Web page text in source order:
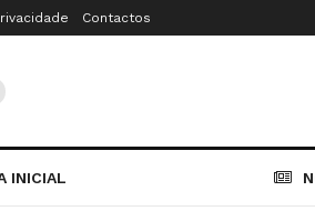
Contactos
INICIAL